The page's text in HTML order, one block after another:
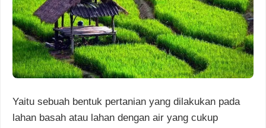
Yaitu sebuah bentuk pertanian yang dilakukan pada
lahan basah atau lahan dengan air yang cukup